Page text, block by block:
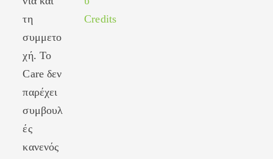
τη
συμμετο
χή. Το
Care δεν
παρέχει
συμβουλ
ές
κανενός
Credits